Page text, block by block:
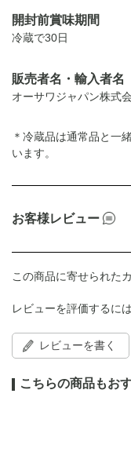
開封前賞味期間
冷蔵で30日
販売者名・輸入者名
オーサワジャパン株式
＊冷蔵品は通常品と一
います。
お客様レビュー
この商品に寄せられた
レビューを評価するには
レビューを書く
こちらの商品もお